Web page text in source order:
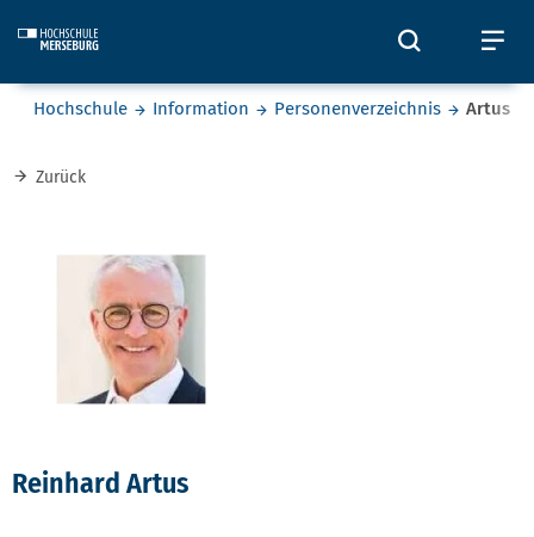
Öffnet
Sie befinden sich hier:
Hochschule Information Personenverzeichnis Artus
Zurück
Reinhard Artus